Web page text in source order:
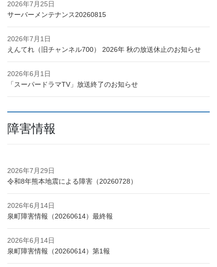
2026年7月25日
サーバーメンテナンス20260815
2026年7月1日
えんてれ（旧チャンネル700） 2026年 秋の放送休止のお知らせ
2026年6月1日
「スーパードラマTV」放送終了のお知らせ
障害情報
2026年7月29日
令和8年熊本地震による障害（20260728）
2026年6月14日
泉町障害情報（20260614）最終報
2026年6月14日
泉町障害情報（20260614）第1報